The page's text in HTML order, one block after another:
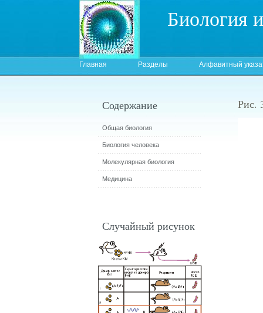
Биология
Главная Разделы Алфавитный
Рис.
Содержание
Общая биология
Биология человека
Молекулярная биология
Медицина
Случайный рисунок